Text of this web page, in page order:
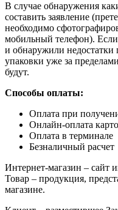
В случае обнаружения
составить заявление
необходимо
мобильный телефон).
и обнаружили
упаковки уже за
будут.
Способы оплаты:
Оплата при
Онлайн-оплата
Оплата в терминале
Безналичный расчет
Интернет-магазин – сайт
Товар – продукция,
магазине.